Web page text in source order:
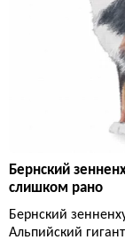
Бернский
слишком рано
Бернский
Альпийский